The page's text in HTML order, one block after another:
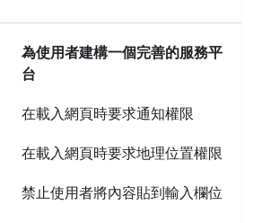
為使用者建構一個完善的服務平
台
在載入網頁時要求通知權限
在載入網頁時要求地理位置權限
禁止使用者將內容貼到輸入欄位